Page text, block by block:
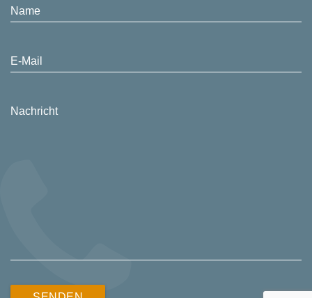
Name
E-Mail
Nachricht